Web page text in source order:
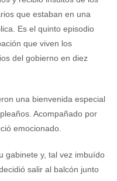
que estaban en una
Es el quinto episodio
que viven los
del gobierno en diez
una bienvenida especial
Acompañado por
emocionado.
gabinete y, tal vez imbuído
salir al balcón junto